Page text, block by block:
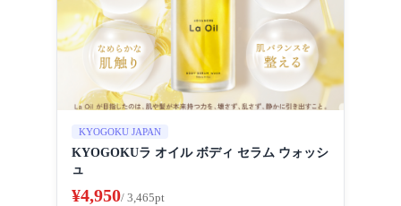
KYOGOKU JAPAN
KYOGOKUラ オイル ボディ セラム ウォッシ
ュ
¥4,950/ 3,465pt